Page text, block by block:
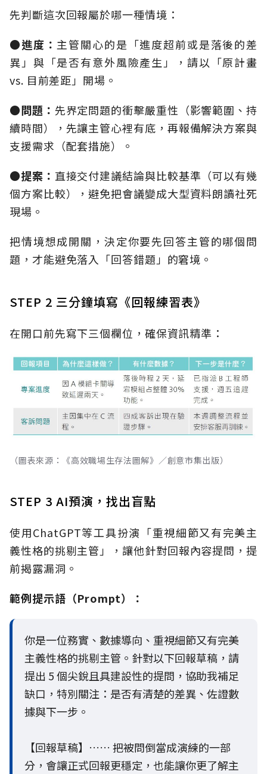
先判斷這次回報屬於哪一種情境：
●進度： 主管關心的是「進度超前或是落後的差
異」與「是否有意外風險產生」，請以「原計畫
vs. 目前差距」開場。
●問題： 先界定問題的衝擊嚴重性（影響範圍、持
續時間），先讓主管心裡有底，再報備解決方案與
支援需求（配套措施）。
●提案： 直接交付建議結論與比較基準（可以有幾
個方案比較），避免把會議變成大型資料朗讀社死
現場。
把情境想成開關，決定你要先回答主管的哪個問
題，才能避免落入「回答錯題」的窘境。
STEP 2 三分鐘填寫《回報練習表》
在開口前先寫下三個欄位，確保資訊精準：
（圖表來源：《高效職場生存法圖解》／創意市集出版）
STEP 3 AI預演，找出盲點
使用ChatGPT等工具扮演「重視細節又有完美主
義性格的挑剔主管」，讓他針對回報內容提問，提
前揭露漏洞。
範例提示語（Prompt）：
你是一位務實、數據導向、重視細節又有完美
主義性格的挑剔主管。針對以下回報草稿，請
提出 5 個尖銳且具建設性的提問，協助我補足
缺口，特別關注：是否有清楚的差異、佐證數
據與下一步。
【回報草稿】…… 把被問倒當成演練的一部
分，會讓正式回報更穩定，也能讓你更了解主